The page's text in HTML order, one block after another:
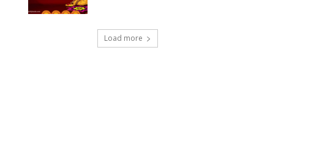
Load more